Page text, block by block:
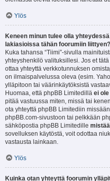
Ylös
Keneen minun tulee olla
lakiasioissa tähän foorumiin liittyen?
Kuka tahansa “Tiimi”-sivulla
yhteyshenkilö valituksillesi. Jos et
ottaa yhteyttä verkkotunnuksen
on ilmaispalvelussa oleva (esim.
ylläpitoon tai väärinkäytöksistä
Huomaa, että phpBB Limitedillä ei
pitää vastuussa miten, missä tai
ota yhteyttä phpBB Limitediin
phpBB.com-sivustoon tai pelkkään
sähköpostia phpBB Limitedille
sovelluksen käytöstä, voit odottaa
vastausta lainkaan.
Ylös
Kuinka otan yhteyttä foorumin